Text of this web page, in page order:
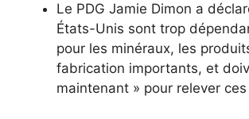
Le PDG Jamie Dimon a
États-Unis sont trop
pour les minéraux, les
fabrication importants, et
maintenant » pour relever